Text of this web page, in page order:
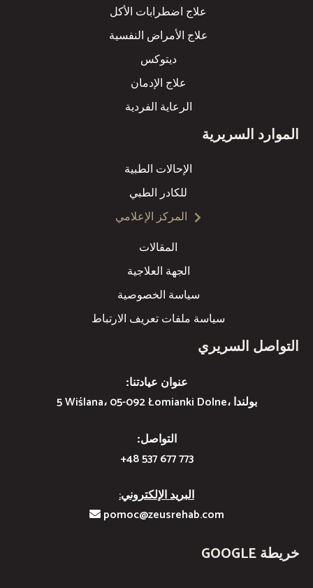
علاج اضطرابات الأكل
علاج الأمراض النفسية
ديتوكس
علاج الإدمان
الرعاية الفردية
الموارد السريرية
الإحالات الطبية
للكادر الطبي
المركز الإعلامي
المقالات
الجهة العلاجية
سياسة الخصوصية
سياسة ملفات تعريف الارتباط
التواصل السريري
عنوان عيادتنا:
5 Wiślana، 05-092 Łomianki Dolne، بولندا
التواصل:
+48 537 677 773
البريد الإلكتروني:
pomoc@zeusrehab.com
خريطة GOOGLE